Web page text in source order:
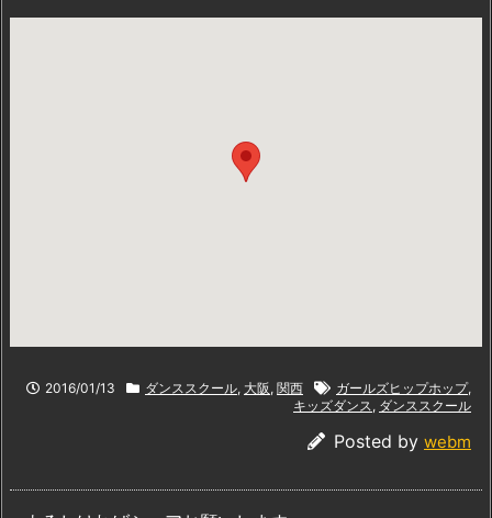
2016/01/13 ダンススクール, 大阪, 関西 ガールズヒップホップ,
キッズダンス , ダンススクール
Posted by webm